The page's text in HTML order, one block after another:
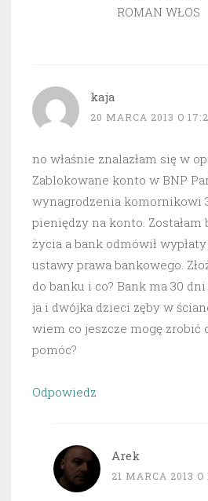
ROMAN WŁOS
kaja
20 MARCA 2013 O
no właśnie znalazłam się w
Zablokowane konto w BNP
wynagrodzenia komornikowi
pieniędzy na konto. Zostałam
życia a bank odmówił
ustawy prawa bankowego.
do banku i co? Bank ma 30
ja i dwójka dzieci zęby w
wiem co jeszcze mogę zrobić
pomóc?
Odpowiedz
Arek
21 MARCA 2013 O